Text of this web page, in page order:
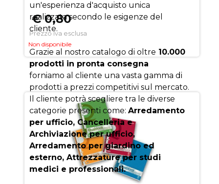
€ 0,80
Prezzo iva esclusa
Non disponibile
un'esperienza d'acquisto unica
realizzata secondo le esigenze del
cliente.
Grazie al nostro catalogo di oltre 10.000
prodotti in pronta consegna
forniamo al cliente una vasta gamma di
prodotti a prezzi competitivi sul mercato.
Il cliente potrà scegliere tra le diverse
categorie presenti come: Arredamento
per ufficio, Cancelleria e
Archiviazione per ufficio,
Arredamento per giardino ed
esterno, Attrezzature per studi
medici e professionali.